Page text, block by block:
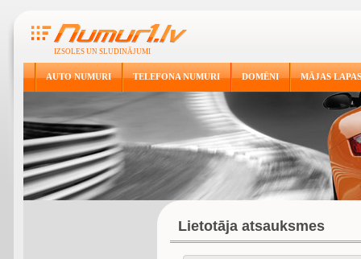
IZSOLES UN SLUDINĀJUMI
AUTO NUMURI TELEFONA NUMURI DOMĒNI MĀJAS LAPAS
Lietotāja atsauksmes